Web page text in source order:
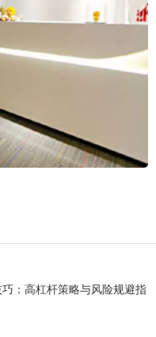
：高杠杆策略与风险规避指